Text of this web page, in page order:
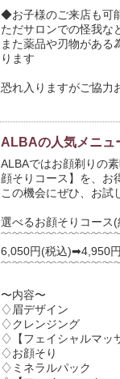
◆お子様のご来店も可
ただサロンでの怪我な
また薬品や刃物がある
ります
恐れ入りますがご協力
ALBAの人気メニュ
ALBAではお顔剃りの
顔そりコース】を、
この機会にぜひ、お試
選べるお顔そりコ
6,050円(税込)➡4,950
〜内容〜
♢眉デザイン
♢クレンジング
♢【フェイシャルマッ
♢お顔そり
♢ミネラルパック